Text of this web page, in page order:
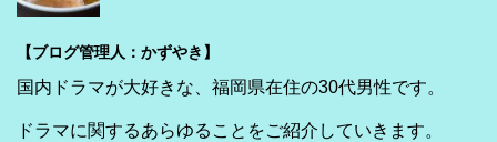
【ブログ管理人：かずやき】
国内ドラマが大好きな、福岡県在住の30代男性です。
ドラマに関するあらゆることをご紹介していきます。